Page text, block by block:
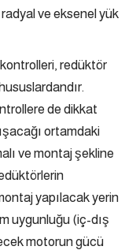
ve eksenel yük
redüktör
de dikkat
ortamdaki
ve montaj şekline
yapılacak yerin
uygunluğu (iç-dış
motorun gücü